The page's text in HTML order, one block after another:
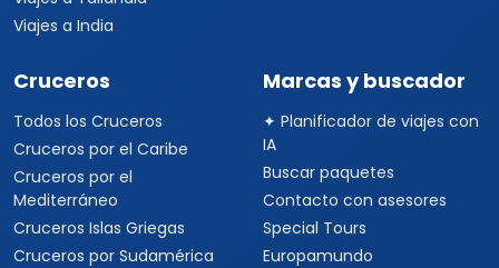
Viajes a India
Cruceros
Todos los Cruceros
Cruceros por el Caribe
Cruceros por el
Mediterráneo
Cruceros Islas Griegas
Cruceros por Sudamérica
Marcas y buscador
✦ Planificador de viajes con
IA
Buscar paquetes
Contacto con asesores
Special Tours
Europamundo